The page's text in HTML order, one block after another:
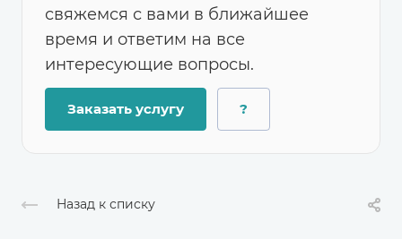
свяжемся с вами в ближайшее
время и ответим на все
интересующие вопросы.
Заказать услугу ?
Назад к списку